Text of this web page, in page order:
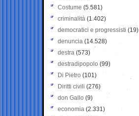
Costume (5.581)
criminalità (1.402)
democratici e progressisti (19)
denuncia (14.528)
destra (573)
destradipopolo (99)
Di Pietro (101)
Diritti civili (276)
don Gallo (9)
economia (2.331)